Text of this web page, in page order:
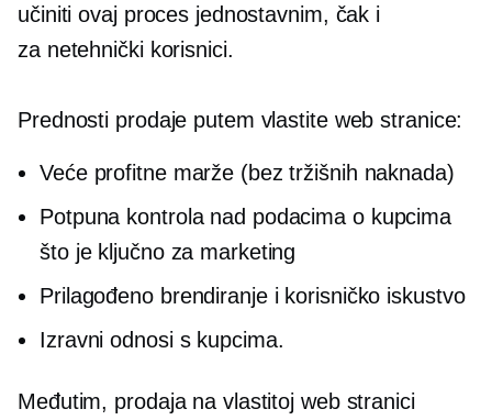
učiniti ovaj proces jednostavnim, čak i
za netehničkikorisnici.
Prednosti prodaje putem vlastite web stranice:
Veće profitne marže (bez tržišnih naknada)
Potpuna kontrola nad podacima o kupcima
što je ključno za marketing
Prilagođeno brendiranje i korisničko iskustvo
Izravni odnosi s kupcima.
Međutim, prodaja na vlastitoj web stranici